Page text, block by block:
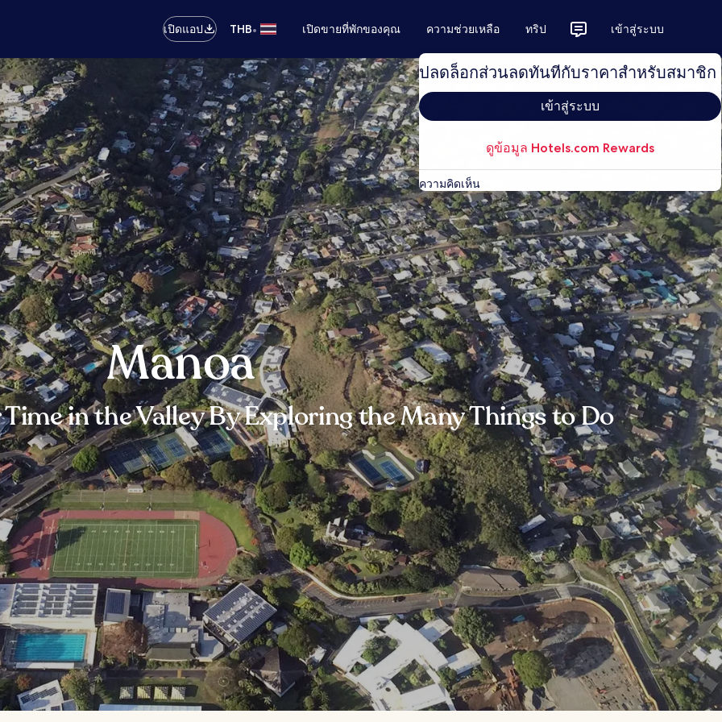
เปิดแอป THB• เปิดขายที่พักของคุณ ความช่วยเหลือ ทริป เข้าสู่ระบบ
ปลดล็อกส่วนลดทันทีกับราคาสำหรับสมาชิก
เข้าสู่ระบบ
ดูข้อมูล Hotels.com Rewards
ความคิดเห็น
Manoa
in the Valley By Exploring the Many Things to Do